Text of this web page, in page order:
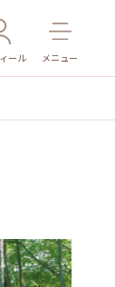
ール メニュー